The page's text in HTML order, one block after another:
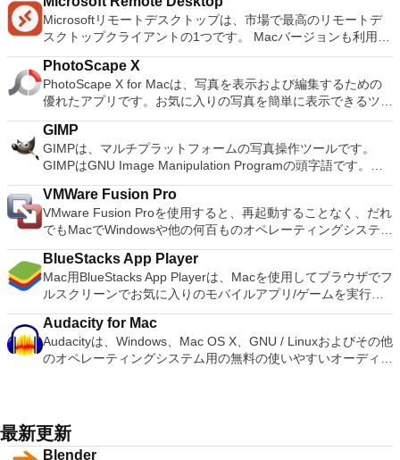
カードに制限されなくなりました。 高解像度のグラフィック
ス：PCSX2 for Macを使用すると、1080pまたは4K HDでゲー
レーターの機能は優れています。 PS2ゲームを高い精度でエ
ミュレートでき、Mac OSとエミュレーターを切り替えること
ができます。欠点は、高速ゲームに苦労し、時々フリーズまた
はクラッシュすることです。* Mac用PCSX2を使用するには、
コンソールから抽出できるPlaystation 2 BIOSが必要です。
るステッカーと顔文字を使用した、より楽しく表現力豊かなチ
ャット。 タイムライン：タイムラインを使用してテキスト、
写真、ビデオ、ステッカーを共有し、親しい友人とストーリー
を交換します。 スナップムービー：わずか10秒で最高品質の
ビデオを作成できます。クールなバックグラウンドミュージッ
クを追加して、友人と共有できます。 友達を簡単に追加：
QRコード、またはLINE ID。
transitions and images, you can create high quality
presentations with a fresh look. Using Keynote you can create
amazing presentations both quickly and easily. The software
uses a simple drag and drop interface with a clean and well
designed format panel and toolbar. Keynote automatically
saves your presentation as you make changes and with
iCloud you can access and edit your work from your Mac,
iPad, iPhone, iPod Touch and iCloud.com. You can import a
varied range of media types including; JPEG, TIFF, PNG,
PSD, EPS, PDF, AIFF, MP3, AAC, and MOV. When you have
to Microsoft PowerPoint, PDF, QuickTime, HTML and image
files. You can then share as Movie to Facebook, Vimeo, and
YouTube. Main Features: Get Started Quickly Easy To Use
Graphics Tools Cinema Quality Animations Share Your Work
Easily As Apple says: Keynote. Your presentation. Totally
decked out.
ズ、パーティー、リラックスのいずれでも、適切な音楽がいつ
でも手元にあります。聴きたいものを選択するか、Spotifyに
驚かせてください。 また、友人、アーティスト、有名人の音
楽コレクションを閲覧したり、ラジオ局を作成して座ったりす
ることもできます。 Spotifyであなたの人生をサウンドトラッ
クしましょう。購読または無料で聴くことができます。
Microsoftリモートデスクトップは、市場で最高のリモートデ
スクトップクライアントの1つです。 Macバージョンも利用で
きるようになりました。 Macバージョンは、ユーザーがPCを
Macに接続し、マシン間でシームレスに作業するのに役立ちま
す。 このソフトウェアのセットアップは簡単です。ユーザー
はメインダイアログボックスを開き、接続したいコンピュータ
ーのネットワークIDを入力するだけで、接続はほぼ瞬時に確立
されます。または、接続を確立する必要があるコンピューター
の名前を入力することもできます。ユーザーは、両方のマシン
でターミナルサービスがアクティブになっていることを確認す
る必要があります。そうでない場合、接続プロンプトは拒否さ
れます。個人的な好みを選択または構成することも可能です。
これには、コンピューターの両方でハードドライブにアクセス
できるようにすることや、マシンの解像度を選択することが含
まれます。 多くの設定オプションと非常に滑らかなインター
フェースを備えたこのソフトウェアは、あなたにとってうまく
機能します。
PhotoScape X
PhotoScape X for Macは、写真を表示および編集するための
優れたアプリです。お気に入りの写真を簡単に表示できるツー
ルが多数用意されています。 ユーザーインターフェイスの外
観は基本的ですが、いくつかのテーマを選択することができま
す。これらのテーマは、この機能的なアプリに少しの色と多様
性を追加します。画像をクリックすると、サイズ変更、トリミ
ング、色調整、目の補正、シャープ、ぼかしなどの一般的なツ
ールを使用してすぐに編集を開始できます。編集が完了した
ら、画像を同じ場所に保存するか、個別に保存することを選択
できます。写真は、Facebook、Twitter、Picasa、Flickrなどの
ソーシャルネットワークでも共有できます。 PhotoScape X
for MacにはGIF作成ツールも備わっています。このツール
は、このアプリケーションに1円も払わないと考えた場合に最
適です。複数の写真をバッチ編集し、写真を結合して楽しいコ
ラージュを作成することもできます。 全体として、
PhotoScape X for Macは非常に機能的な写真編集アプリであ
り、iPhotoの優れた代替品です。
GIMP
GIMPは、マルチプラットフォームの写真操作ツールです。
GIMPはGNU Image Manipulation Programの頭字語です。
GIMPは、写真のレタッチ、画像の合成、画像の構築など、さ
まざまな画像操作タスクに適しています。 多くの機能があり
ます。シンプルなペイントプログラム、エキスパート品質の写
真レタッチプログラム、オンラインバッチ処理システム、大量
生産イメージレンダラー、イメージフォーマットコンバーター
などとして使用できます。 ブラシ、鉛筆、エアブラシ、クロ
ーン作成などを含むペイントツールのフルスイートタイルベー
スのメモリ管理により、画像サイズは利用可能なディスク容量
のみによって制限されます高品質のアンチエイリアスのための
すべてのペイントツールのサブピクセルサンプリングアルファ
チャネルの完全サポートレイヤーとチャンネル Script-Fuなど
の外部プログラムから内部GIMP関数を呼び出すための手続き
ル形式には、GIF、JPEG、PNG、XPM、TIFF、TGA、
MPEG、PS、PDF、PCX、BMPなどが含まれます長方形、楕
VMWare Fusion Pro
VMware Fusion Proを使用すると、再起動することなく、だれ
でもMacでWindowsや他の何百ものオペレーティングシステム
を実行できます。このアプリは、新規ユーザーにとっては十分
にシンプルでありながら、ITプロフェッショナル、開発者、お
よび企業にとっては十分に強力です。 主な機能は次のとおり
です。 MacOS Sierra対応の VMware Fusion Proを使用する
と、MacOS 10.12 Sierraを搭載したMacで仮想マシンを起動
したり、サンドボックスで新しいmacOSを安全にテストした
りできます。 Windows 10向けに構築Windows 10を Macの仮
想マシンとして実行するための完全なサポート。 柔軟なアプ
起動し、Exposé、Spaces、Mission Controlで表示できます。
Macのショートカットと直感的なジェスチャーを使用して、
BlueStacks App Player
Mac用BlueStacks App Playerは、Macを使用してブラウザでフ
ルスクリーンでお気に入りのモバイルアプリ/ゲームを実行で
きるようにする優れたツールです。 Mac用BlueStacks App
Playerの主な機能 完全にカスタマイズ可能な環境。 複数のOS
構成のサポート。 Google Playの統合。 Mac向けBlueStacks
App Playerをインストールすると、FacebookやTwitterなどの
動作するように設定できるため、お気に入りのアプリやゲーム
にアクセスできます！ Mac用BlueStacks App Playerのユーザ
Audacity for Mac
Audacityは、Windows、Mac OS X、GNU / Linuxおよびその他
のオペレーティングシステム用の無料の使いやすいオーディオ
MP3、WAVまたはAIFFサウンドファイルを編集します。 サウ
ンドをカット、コピー、スプライス、またはミックスします。
最新更新
Blender